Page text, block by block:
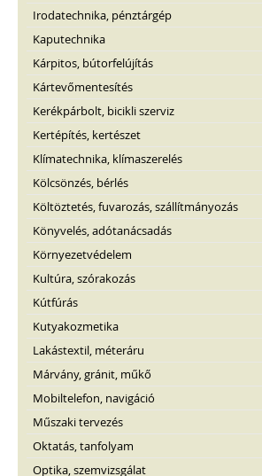
Irodatechnika, pénztárgép
Kaputechnika
Kárpitos, bútorfelújítás
Kártevőmentesítés
Kerékpárbolt, bicikli szerviz
Kertépítés, kertészet
Klímatechnika, klímaszerelés
Kölcsönzés, bérlés
Költöztetés, fuvarozás, szállítmányozás
Könyvelés, adótanácsadás
Környezetvédelem
Kultúra, szórakozás
Kútfúrás
Kutyakozmetika
Lakástextil, méteráru
Márvány, gránit, műkő
Mobiltelefon, navigáció
Műszaki tervezés
Oktatás, tanfolyam
Optika, szemvizsgálat